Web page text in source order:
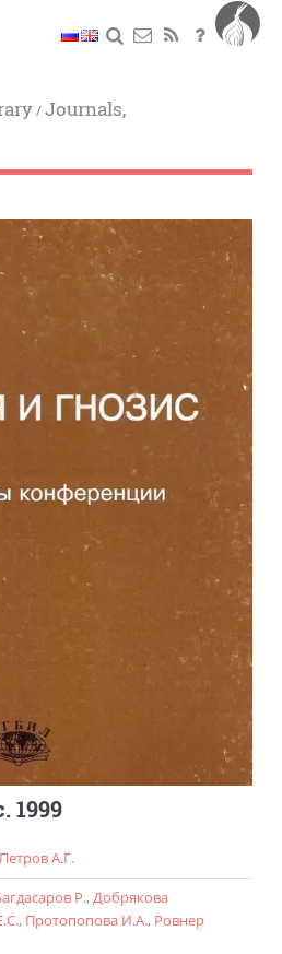
/Journals,
1999
Петров А.Г.
Р., Добрякова
, Протопопова И.А., Ровнер